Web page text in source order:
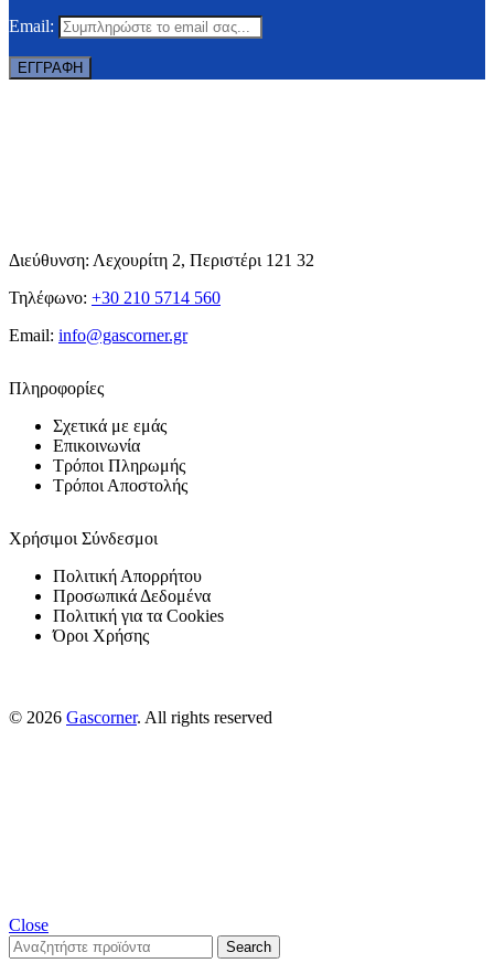
Email:
Διεύθυνση: Λεχουρίτη 2, Περιστέρι 121 32
Τηλέφωνο: +30 210 5714 560
Email: info@gascorner.gr
Πληροφορίες
Σχετικά με εμάς
Επικοινωνία
Τρόποι Πληρωμής
Τρόποι Αποστολής
Χρήσιμοι Σύνδεσμοι
Πολιτική Απορρήτου
Προσωπικά Δεδομένα
Πολιτική για τα Cookies
Όροι Χρήσης
© 2026 Gascorner. All rights reserved
Close
Search